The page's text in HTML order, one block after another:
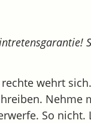
wehrt
Nehme
So nicht.